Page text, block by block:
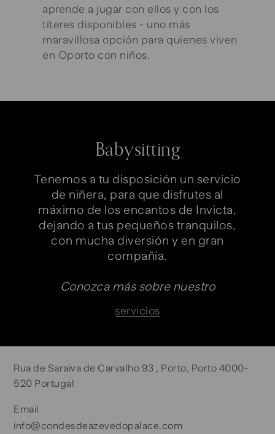
aprende a jugar con ellos y con los
títeres disponibles - uno más
maravillosa opción para quienes viven
en Oporto con niños.
Babysitting
Tenemos a tu disposición un servicio
de niñera, para que disfrutes al
máximo de los encantos de Invicta,
dejando a tus pequeños tranquilos,
con mucha diversión y en gran
compañía.
Conozca más sobre nuestro
servicios
Rua de Saraiva de Carvalho 93 , Porto, Porto 4000-
520 Portugal
Email
info@condesdeazevedopalace.com